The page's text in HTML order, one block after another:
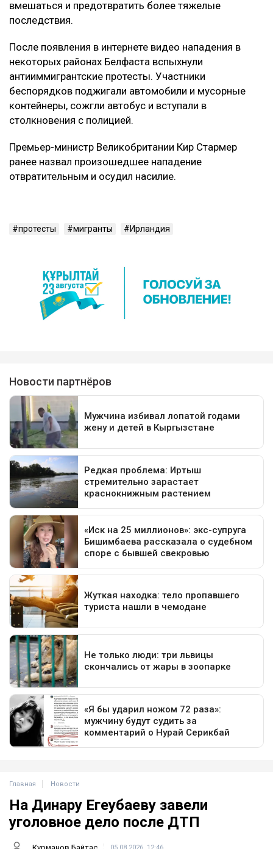
вмешаться и предотвратить более тяжелые
последствия.
После появления в интернете видео нападения в
некоторых районах Белфаста вспыхнули
антииммигрантские протесты. Участники
беспорядков поджигали автомобили и мусорные
контейнеры, сожгли автобус и вступали в
столкновения с полицией.
Премьер-министр Великобритании Кир Стармер
ранее назвал произошедшее нападение
отвратительным и осудил насилие.
протесты мигранты Ирландия
Главная Новости
На Динару Егеубаеву завели
уголовное дело после ДТП
05.08.2026, 12:46